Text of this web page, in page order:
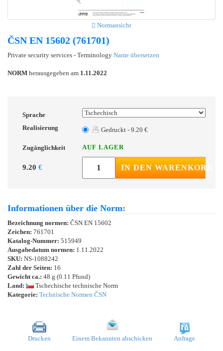
Normansicht
ČSN EN 15602 (761701)
Private security services - Terminology Name übersetzen
NORM herausgegeben am 1.11.2022
Sprache
Realisierung
Gedruckt - 9.20 €
Zugänglichkeit AUF LAGER
9.20 € IN DEN WARENKORB
Informationen über die Norm:
Bezeichnung normen: ČSN EN 15602
Zeichen: 761701
Katalog-Nummer: 515949
Ausgabedatum normen: 1.11.2022
SKU: NS-1088242
Zahl der Seiten: 16
Gewicht ca.: 48 g (0.11 Pfund)
Land:
Tschechische technische Norm
Kategorie: Technische Normen ČSN
Drucken Einem Bekannten abschicken Anfrage